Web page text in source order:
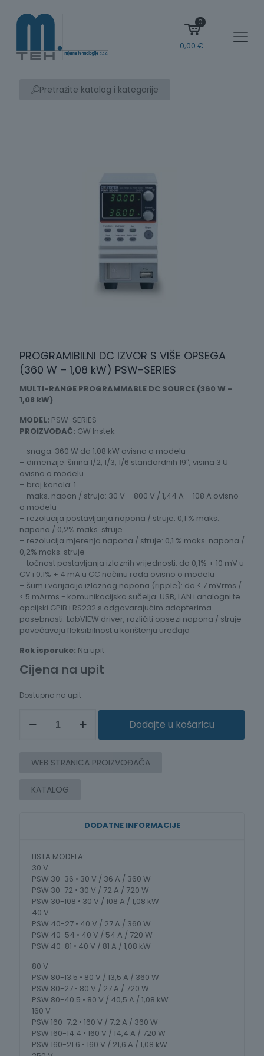
0
0,00 €
Pretražite katalog i kategorije
PROGRAMIBILNI DC IZVOR S VIŠE OPSEGA
(360 W – 1,08 kW) PSW-SERIES
MULTI-RANGE PROGRAMMABLE DC SOURCE (360 W -
1,08 kW)
MODEL: PSW-SERIES
PROIZVOĐAČ: GW Instek
– snaga: 360 W do 1,08 kW ovisno o modelu
– dimenzije: širina 1/2, 1/3, 1/6 standardnih 19″, visina 3 U
ovisno o modelu
– broj kanala: 1
– maks. napon / struja: 30 V – 800 V / 1,44 A – 108 A ovisno
o modelu
– rezolucija postavljanja napona / struje: 0,1 % maks.
napona / 0,2% maks. struje
– rezolucija mjerenja napona / struje: 0,1 % maks. napona /
0,2% maks. struje
– točnost postavljanja izlaznih vrijednosti: do 0,1% + 10 mV u
CV i 0,1% + 4 mA u CC načinu rada ovisno o modelu
– šum i varijacija izlaznog napona (ripple): do < 7 mVrms /
< 5 mArms - komunikacijska sučelja: USB, LAN i analogni te
opcijski GPIB i RS232 s odgovarajućim adapterima -
posebnosti: LabVIEW driver, različiti opsezi napona / struje
povećavaju fleksibilnost u korištenju uređaja
Rok isporuke: Na upit
Cijena na upit
Dostupno na upit
DC
VIŠE
količina
Dodajte u košaricu
WEB STRANICA PROIZVOĐAČA
KATALOG
DODATNE INFORMACIJE
LISTA MODELA:
30 V
PSW 30-36 • 30 V / 36 A / 360 W
PSW 30-72 • 30 V / 72 A / 720 W
PSW 30-108 • 30 V / 108 A / 1,08 kW
40 V
PSW 40-27 • 40 V / 27 A / 360 W
PSW 40-54 • 40 V / 54 A / 720 W
PSW 40-81 • 40 V / 81 A / 1,08 kW
80 V
PSW 80-13.5 • 80 V / 13,5 A / 360 W
PSW 80-27 • 80 V / 27 A / 720 W
PSW 80-40.5 • 80 V / 40,5 A / 1,08 kW
160 V
PSW 160-7.2 • 160 V / 7,2 A / 360 W
PSW 160-14.4 • 160 V / 14,4 A / 720 W
PSW 160-21.6 • 160 V / 21,6 A / 1,08 kW